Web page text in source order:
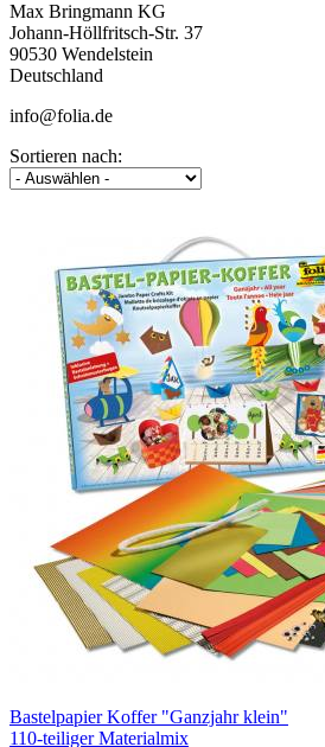
Max Bringmann KG
Johann-Höllfritsch-Str. 37
90530 Wendelstein
Deutschland
info@folia.de
Sortieren nach:
Bastelpapier Koffer "Ganzjahr klein"
110-teiliger Materialmix